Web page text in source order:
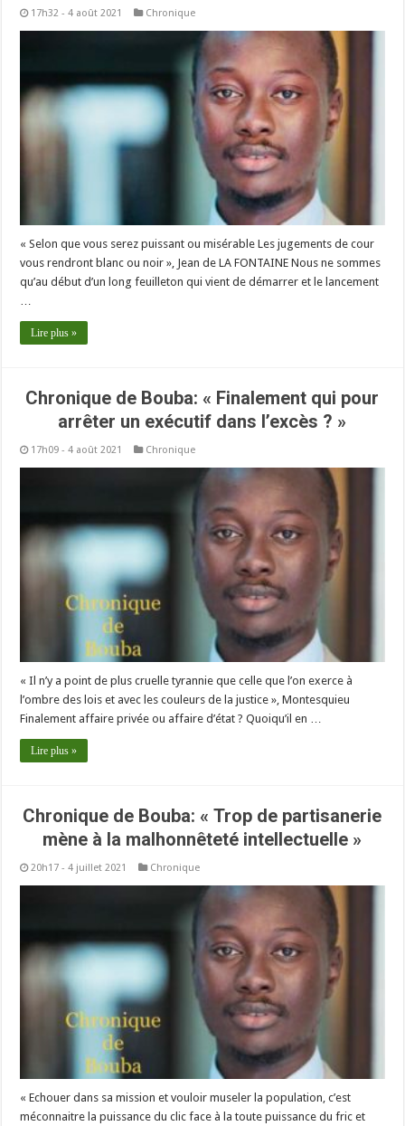
17h32 - 4 août 2021 Chronique
« Selon que vous serez puissant ou misérable Les jugements de cour
vous rendront blanc ou noir », Jean de LA FONTAINE Nous ne sommes
qu’au début d’un long feuilleton qui vient de démarrer et le lancement
Lire plus »
Chronique de Bouba: « Finalement qui pour
arrêter un exécutif dans l’excès ? »
17h09 - 4 août 2021 Chronique
« Il n’y a point de plus cruelle tyrannie que celle que l’on exerce à
l’ombre des lois et avec les couleurs de la justice », Montesquieu
Finalement affaire privée ou affaire d’état ? Quoiqu’il en …
Lire plus »
Chronique de Bouba: « Trop de partisanerie
mène à la malhonnêteté intellectuelle »
20h17 - 4 juillet 2021 Chronique
« Echouer dans sa mission et vouloir museler la population, c’est
méconnaitre la puissance du clic face à la toute puissance du fric et